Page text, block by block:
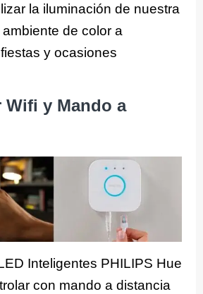
la iluminación de nuestra
de color a
y ocasiones
y Mando a
Inteligentes PHILIPS Hue
con mando a distancia